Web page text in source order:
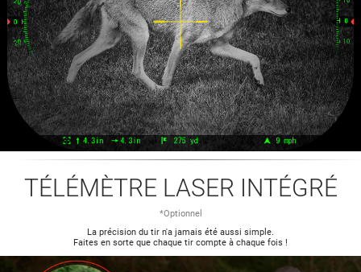
TÉLÉMÈTRE LASER INTÉGRÉ
*Optionnel
La précision du tir n'a jamais été aussi simple.
Faites en sorte que chaque tir compte à chaque fois !